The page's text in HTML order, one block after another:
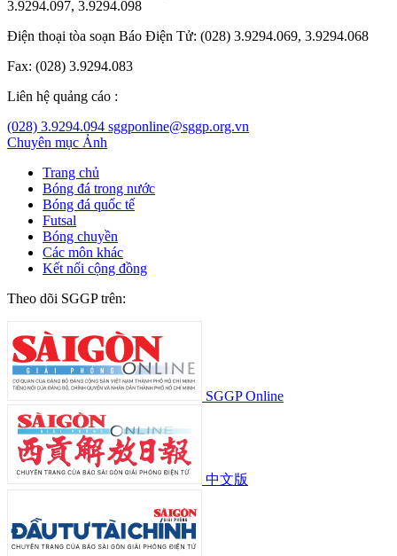
3.9294.097, 3.9294.098
Điện thoại tòa soạn Báo Điện Tử: (028) 3.9294.069, 3.9294.068
Fax: (028) 3.9294.083
Liên hệ quảng cáo :
(028) 3.9294.094 sggponline@sggp.org.vn
Chuyên mục Ảnh
Trang chủ
Bóng đá trong nước
Bóng đá quốc tế
Futsal
Bóng chuyền
Các môn khác
Kết nối cộng đồng
Theo dõi SGGP trên:
SGGP Online
中文版